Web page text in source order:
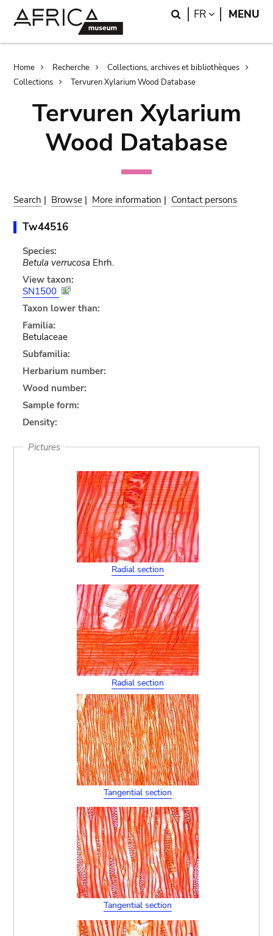
Search
FR LANGUAGE
MENU
Breadcrumb
Home Recherche
Collections, archives et bibliothèques
Collections
Tervuren Xylarium Wood Database
Tervuren Xylarium
Wood Database
Search | Browse | More information | Contact persons
Tw44516
Species:
Betula verrucosa Ehrh.
View taxon:
SN1500
Taxon lower than:
Familia:
Betulaceae
Subfamilia:
Herbarium number:
Wood number:
Sample form:
Density:
Pictures
Radial section
Radial section
Tangential section
Tangential section